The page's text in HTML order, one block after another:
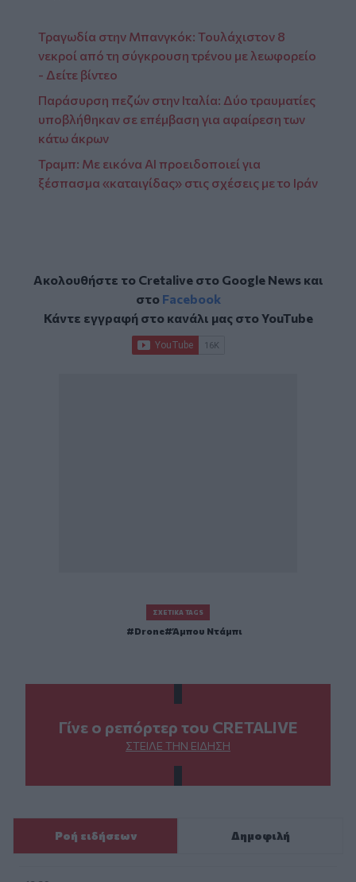
Τραγωδία στην Μπανγκόκ: Τουλάχιστον 8
νεκροί από τη σύγκρουση τρένου με λεωφορείο
- Δείτε βίντεο
Παράσυρση πεζών στην Ιταλία: Δύο τραυματίες
υποβλήθηκαν σε επέμβαση για αφαίρεση των
κάτω άκρων
Τραμπ: Με εικόνα AI προειδοποιεί για
ξέσπασμα «καταιγίδας» στις σχέσεις με το Ιράν
Ακολουθήστε το Cretalive στο Google Newsκαι
στο Facebook
Κάντε εγγραφή στο κανάλι μας στοYouTube
ΣΧΕΤΙΚΆ TAGS
Drone Άμπου Ντάμπι
Γίνε ο ρεπόρτερ του CRETALIVE
ΣΤΕΊΛΕ ΤΗΝ ΕΊΔΗΣΗ
Ροή ειδήσεων Δημοφιλή